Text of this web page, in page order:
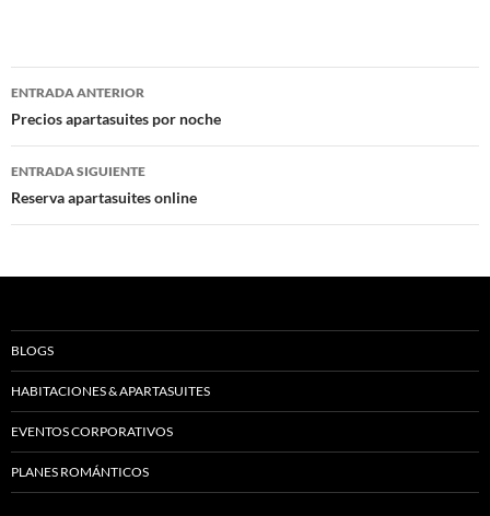
Navegación
de
entradas
ENTRADA ANTERIOR
Precios apartasuites por noche
ENTRADA SIGUIENTE
Reserva apartasuites online
BLOGS
HABITACIONES & APARTASUITES
EVENTOS CORPORATIVOS
PLANES ROMÁNTICOS